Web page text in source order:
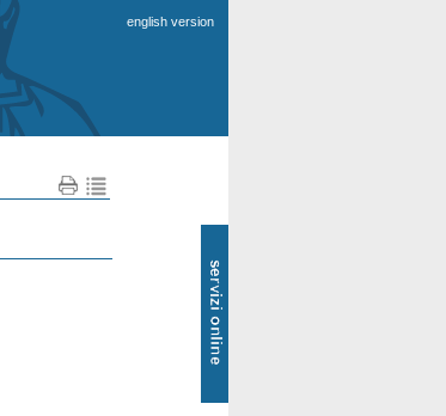
english version
Servizi
online